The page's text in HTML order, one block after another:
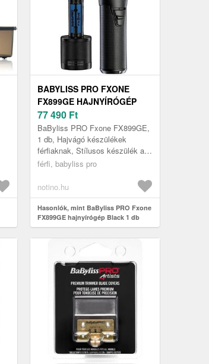
BABYLISS PRO FXONE
FX899GE HAJNYÍRÓGÉP
BLACK 1 DB
77 490 Ft
BaByliss PRO Fxone FX899GE,
1 db, Hajvágó készülékek
férfiaknak, Stílusos készülék a
tökéletes hajvágáshoz A pontos
gyerekjáték:...
férfi, babyliss pro
notino.hu
Hasonlók, mint BaByliss PRO Fxone
FX899GE hajnyírógép Black 1 db